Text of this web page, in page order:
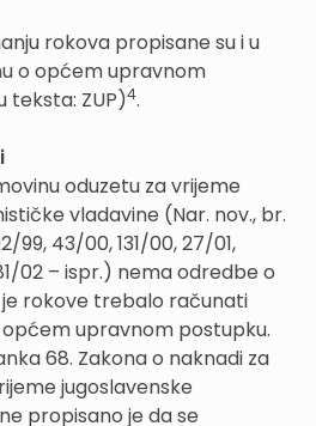
rokova propisane su i u
o općem upravnom
teksta: ZUP)4.
oduzetu za vrijeme
vladavine (Nar. nov., br.
99, 43/00, 131/00, 27/01,
02 – ispr.) nema odredbe o
rokove trebalo računati
upravnom postupku.
68. Zakona o naknadi za
jugoslavenske
propisano je da se